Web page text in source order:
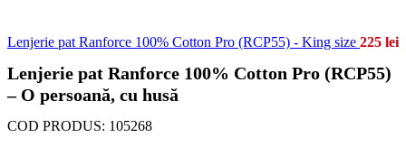
Lenjerie pat Ranforce 100% Cotton Pro (RCP55) - King size 225 lei
Lenjerie pat Ranforce 100% Cotton Pro (RCP55)
– O persoană, cu husă
COD PRODUS: 105268